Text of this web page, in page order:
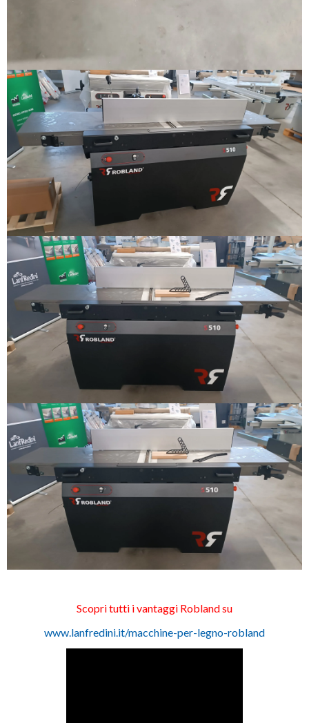
Scopri tutti i vantaggi Robland su
www.lanfredini.it/macchine-per-legno-robland